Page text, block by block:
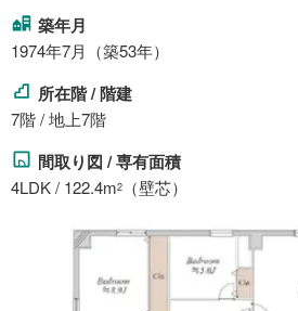
築年月
1974年7月（築53年）
所在階 / 階建
7階 / 地上7階
間取り図 / 専有面積
4LDK / 122.4m2 （壁芯）